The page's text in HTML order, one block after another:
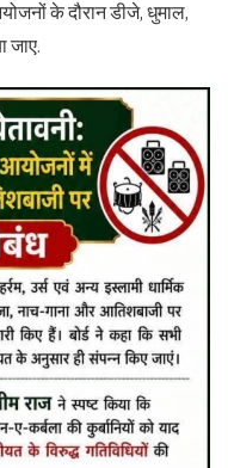
के दौरान डीजे, धुमाल,
जाए.